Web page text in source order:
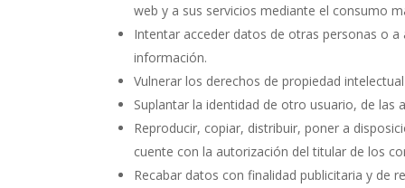
web y a sus servicios mediante el consumo
Intentar acceder datos de otras personas o
información.
Vulnerar los derechos de propiedad
Suplantar la identidad de otro usuario, de las
Reproducir, copiar, distribuir, poner a
cuente con la autorización del titular de los
Recabar datos con finalidad publicitaria y de